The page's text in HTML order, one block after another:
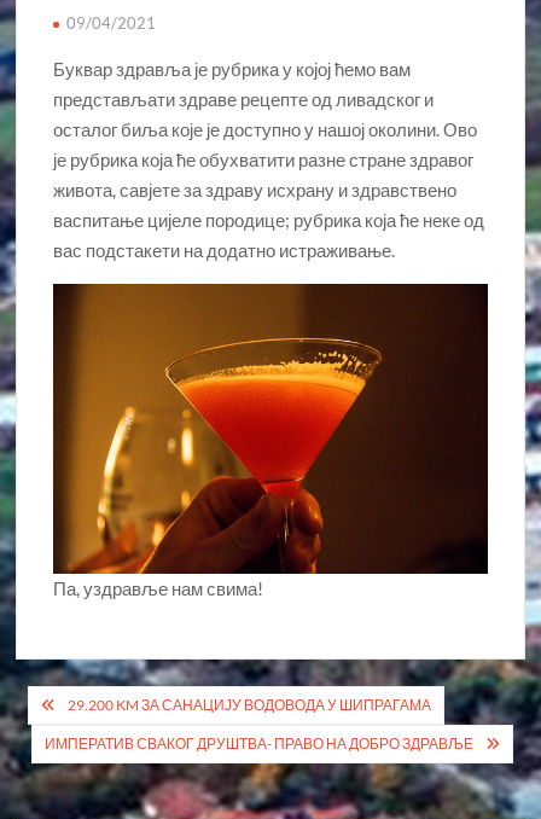
09/04/2021
Буквар здравља је рубрика у којој ћемо вам
представљати здраве рецепте од ливадског и
осталог биља које је доступно у нашој околини. Ово
је рубрика која ће обухватити разне стране здравог
живота, савјете за здраву исхрану и здравствено
васпитање цијеле породице; рубрика која ће неке од
вас подстакети на додатно истраживање.
Па, уздравље нам свима!
Кретање
чланка
29.200 KM ЗА САНАЦИЈУ ВОДОВОДА У ШИПРАГАМА
ИМПЕРАТИВ СВАКОГ ДРУШТВА- ПРАВО НА ДОБРО ЗДРАВЉЕ